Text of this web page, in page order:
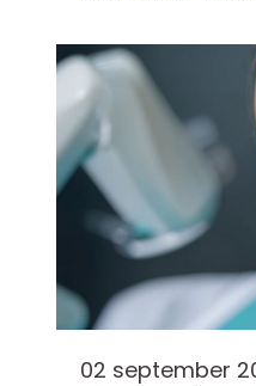
02 september